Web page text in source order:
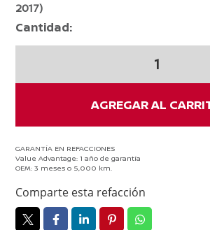
2017)
Cantidad:
brisas
1991-
2017
cantidad
AGREGAR AL
GARANTÍA EN REFACCIONES
Value Advantage: 1 año de garantía
OEM: 3 meses o 5,000 km.
Comparte esta refacción